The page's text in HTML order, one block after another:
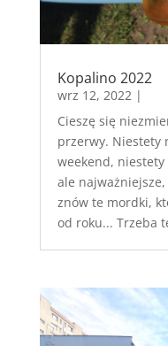
Kopalino 2022
wrz 12, 2022|
Cieszę się
przerwy. Niestety
weekend, niestety
ale najważniejsze,
znów te mordki,
od roku... Trzeba